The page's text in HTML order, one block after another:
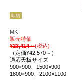
即納
MK
販売特価
¥23,414～(税込)
（定価¥42,570～）
適応天板サイズ
900×900、1500×900
1800×900、2100×1100